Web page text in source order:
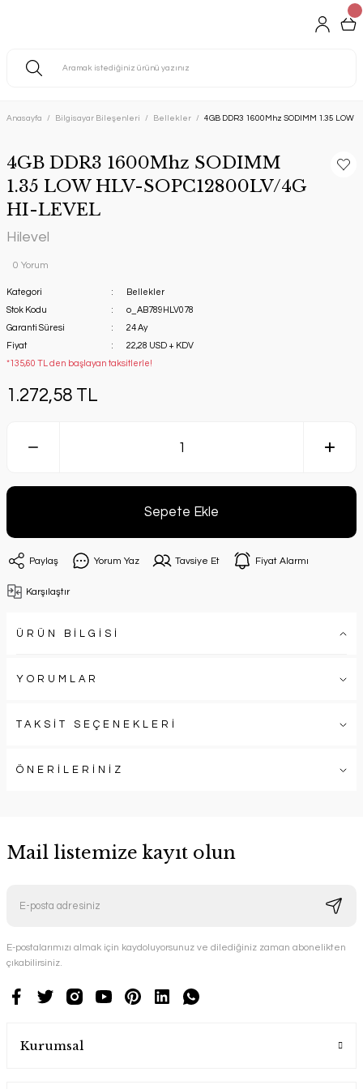
Anasayfa Bilgisayar Bileşenleri Bellekler 4GB DDR3 1600Mhz SODIMM 1.35 LOW
4GB DDR3 1600Mhz SODIMM
1.35 LOW HLV-SOPC12800LV/4G
HI-LEVEL
Hilevel
0 Yorum
Kategori
Bellekler
Stok Kodu
o_AB789HLV078
Garanti Süresi
24 Ay
Fiyat
22,28 USD + KDV
*135,60 TL den başlayan taksitlerle!
1.272,58 TL
Sepete Ekle
Paylaş Yorum Yaz Tavsiye Et Fiyat Alarmı
Karşılaştır
ÜRÜN BİLGİSİ
YORUMLAR
TAKSİT SEÇENEKLERİ
ÖNERİLERİNİZ
Mail listemize kayıt olun
E-postalarımızı almak için kaydoluyorsunuz ve dilediğiniz zaman abonelikten
çıkabilirsiniz.
Kurumsal